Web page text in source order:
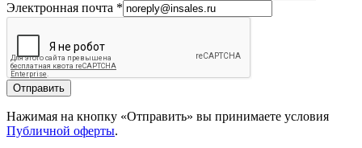
Электронная почта *
Отправить
Нажимая на кнопку «Отправить» вы принимаете условия
Публичной оферты.